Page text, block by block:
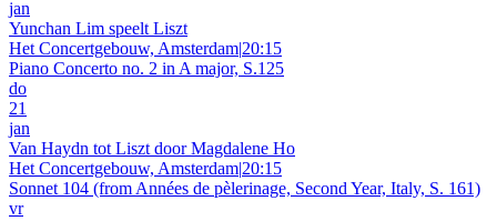
jan
Yunchan Lim speelt Liszt
Het Concertgebouw, Amsterdam|20:15
Piano Concerto no. 2 in A major, S.125
do
21
jan
Van Haydn tot Liszt door Magdalene Ho
Het Concertgebouw, Amsterdam|20:15
Sonnet 104 (from Années de pèlerinage, Second Year, Italy, S. 161)
vr